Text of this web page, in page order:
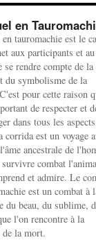
en
tauromachie est le
aux participants et au
se rendre compte de la
du symbolisme de la
pour cette raison
de respecter et
dans tous les
est un voyage
ancestrale de
combat
et admire. Le
est un combat à
du beau, du sublime,
l'on rencontre à la
la mort.